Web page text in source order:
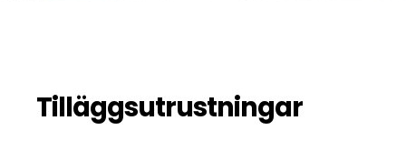
Tilläggsutrustningar